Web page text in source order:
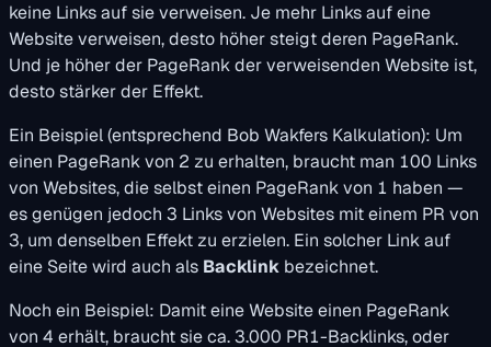
keine Links auf sie verweisen. Je mehr Links auf eine
Website verweisen, desto höher steigt deren PageRank.
Und je höher der PageRank der verweisenden Website ist,
desto stärker der Effekt.
Ein Beispiel (entsprechend Bob Wakfers Kalkulation): Um
einen PageRank von 2 zu erhalten, braucht man 100 Links
von Websites, die selbst einen PageRank von 1 haben —
es genügen jedoch 3 Links von Websites mit einem PR von
3, um denselben Effekt zu erzielen. Ein solcher Link auf
eine Seite wird auch als Backlink bezeichnet.
Noch ein Beispiel: Damit eine Website einen PageRank
von 4 erhält, braucht sie ca. 3.000 PR1-Backlinks, oder